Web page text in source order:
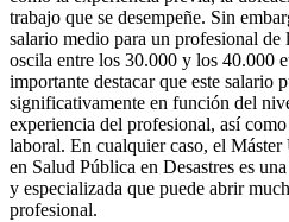
trabajo que se desempeñe. Sin
salario medio para un profesional de
oscila entre los 30.000 y los 40.000
importante destacar que este salario
significativamente en función del
experiencia del profesional, así
laboral. En cualquier caso, el
en Salud Pública en Desastres es
y especializada que puede abrir
profesional.